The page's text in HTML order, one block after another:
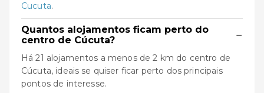
Cucuta.
Quantos alojamentos ficam perto do
centro de Cúcuta?
−
Há 21 alojamentos a menos de 2 km do centro de
Cúcuta, ideais se quiser ficar perto dos principais
pontos de interesse.